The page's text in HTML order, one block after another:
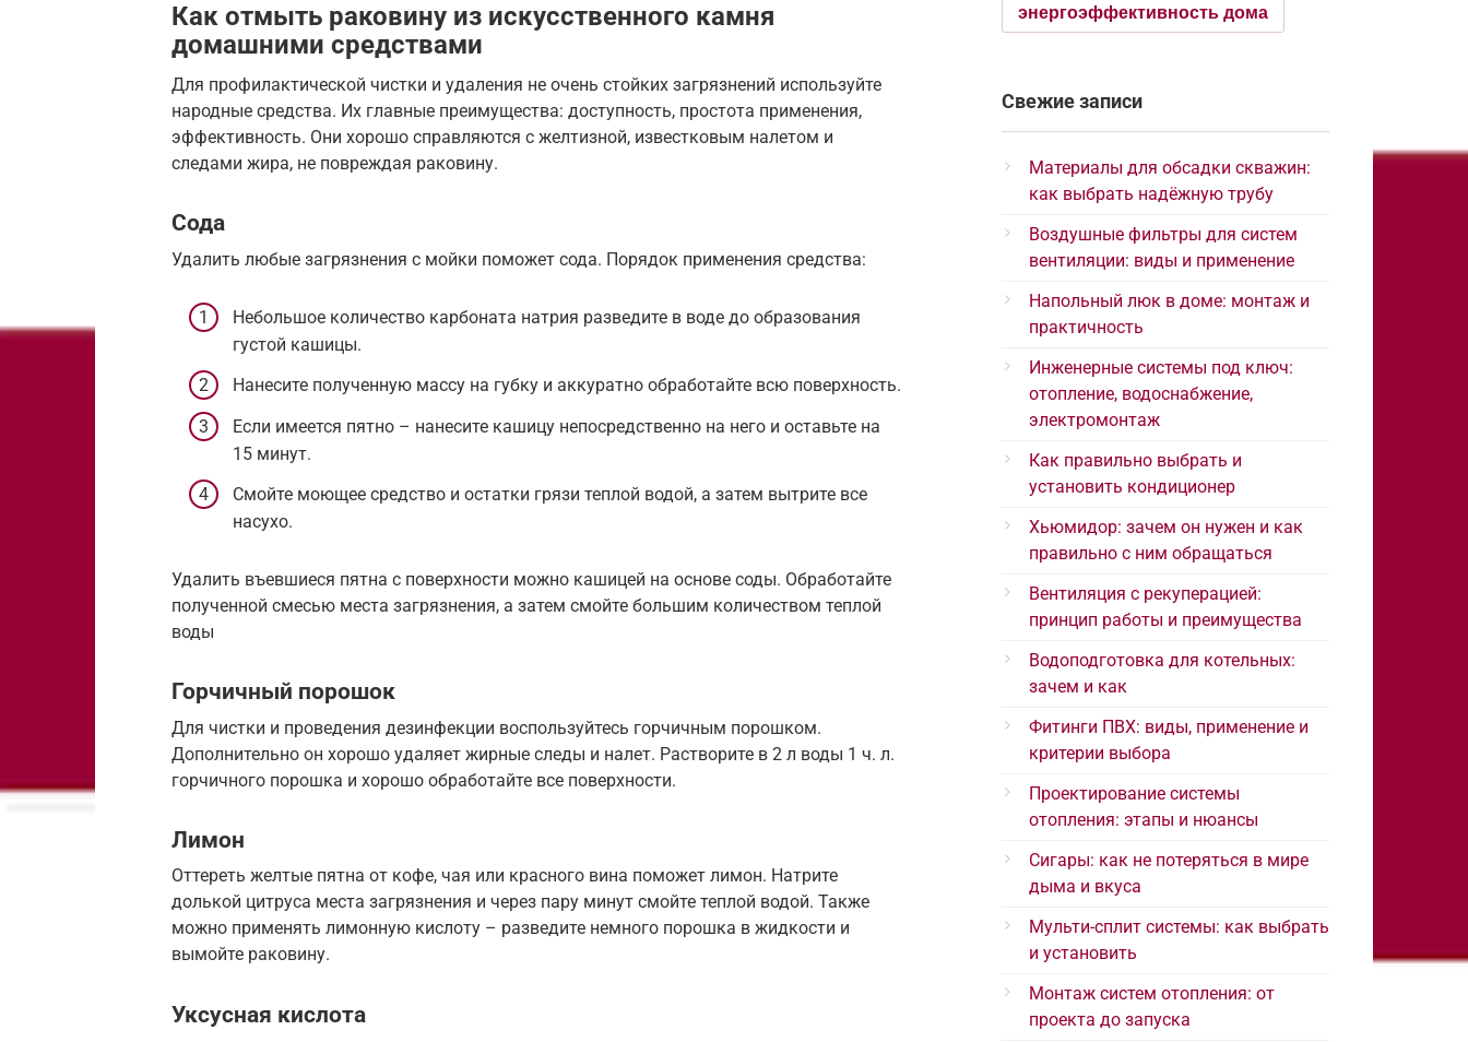
Как отмыть раковину из искусственного камня
домашними средствами
Для профилактической чистки и удаления не очень стойких загрязнений используйте
народные средства. Их главные преимущества: доступность, простота применения,
эффективность. Они хорошо справляются с желтизной, известковым налетом и
следами жира, не повреждая раковину.
Сода
Удалить любые загрязнения с мойки поможет сода. Порядок применения средства:
Небольшое количество карбоната натрия разведите в воде до образования
густой кашицы.
Нанесите полученную массу на губку и аккуратно обработайте всю поверхность.
Если имеется пятно – нанесите кашицу непосредственно на него и оставьте на
15 минут.
Смойте моющее средство и остатки грязи теплой водой, а затем вытрите все
насухо.
Удалить въевшиеся пятна с поверхности можно кашицей на основе соды. Обработайте
полученной смесью места загрязнения, а затем смойте большим количеством теплой
воды
Горчичный порошок
Для чистки и проведения дезинфекции воспользуйтесь горчичным порошком.
Дополнительно он хорошо удаляет жирные следы и налет. Растворите в 2 л воды 1 ч. л.
горчичного порошка и хорошо обработайте все поверхности.
Лимон
Оттереть желтые пятна от кофе, чая или красного вина поможет лимон. Натрите
долькой цитруса места загрязнения и через пару минут смойте теплой водой. Также
можно применять лимонную кислоту – разведите немного порошка в жидкости и
вымойте раковину.
Уксусная кислота
энергоэффективность дома
Свежие записи
Материалы для обсадки скважин:
как выбрать надёжную трубу
Воздушные фильтры для систем
вентиляции: виды и применение
Напольный люк в доме: монтаж и
практичность
Инженерные системы под ключ:
отопление, водоснабжение,
электромонтаж
Как правильно выбрать и
установить кондиционер
Хьюмидор: зачем он нужен и как
правильно с ним обращаться
Вентиляция с рекуперацией:
принцип работы и преимущества
Водоподготовка для котельных:
зачем и как
Фитинги ПВХ: виды, применение и
критерии выбора
Проектирование системы
отопления: этапы и нюансы
Сигары: как не потеряться в мире
дыма и вкуса
Мульти-сплит системы: как выбрать
и установить
Монтаж систем отопления: от
проекта до запуска